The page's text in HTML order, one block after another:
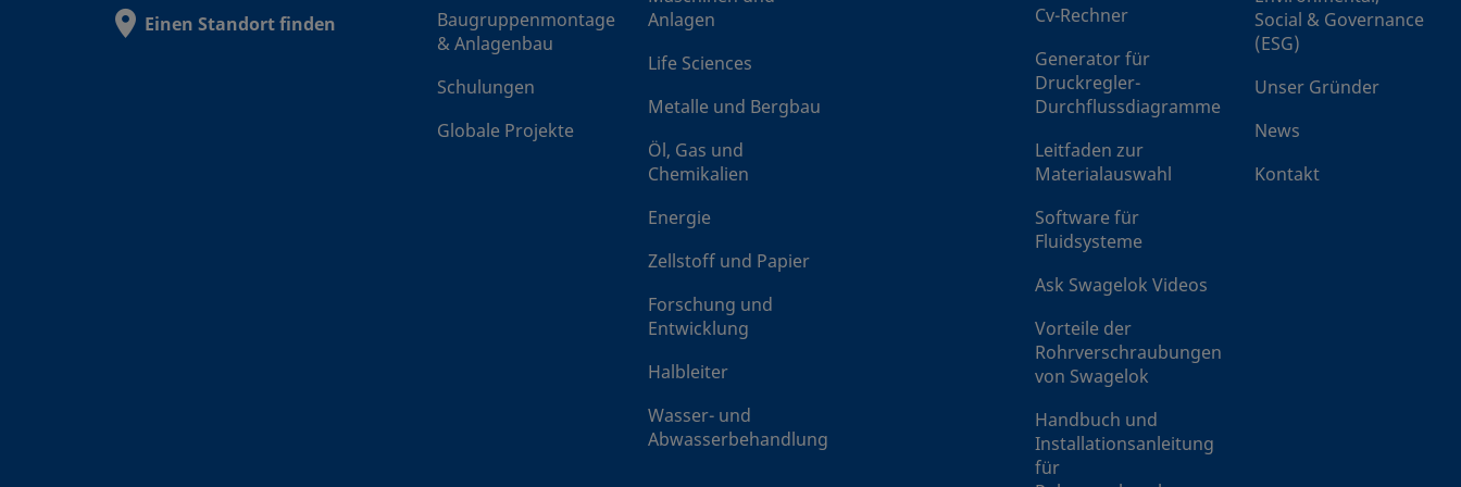
Schweißstutzen
Metalldichtscheibe
Edelstahl 316
Metalldichtscheibe
3/8 Zoll
3/8 Zoll
Edelstahl 316
Metalldichtscheibe
1/2 Zoll
Einen Standort finden
Baugruppenmontage
& Anlagenbau
Schulungen
Globale Projekte
Anlagen
Life Sciences
Metalle und Bergbau
Öl, Gas und
Chemikalien
Energie
Zellstoff und Papier
Forschung und
Entwicklung
Halbleiter
Wasser- und
Abwasserbehandlung
Cv-Rechner
Generator für
Druckregler-
Durchflussdiagramme
Leitfaden zur
Materialauswahl
Software für
Fluidsysteme
Ask Swagelok Videos
Vorteile der
Rohrverschraubungen
von Swagelok
Handbuch und
Installationsanleitung
für
Social & Governance
(ESG)
Unser Gründer
News
Kontakt